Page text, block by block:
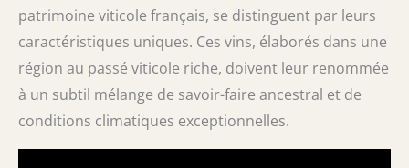
patrimoine viticole français, se distinguent par leurs
caractéristiques uniques. Ces vins, élaborés dans une
région au passé viticole riche, doivent leur renommée
à un subtil mélange de savoir-faire ancestral et de
conditions climatiques exceptionnelles.